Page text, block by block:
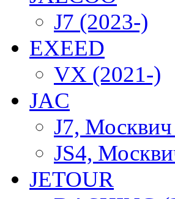
J7 (2023-)
EXEED
VX (2021-)
JAC
J7,
JS4,
JETOUR